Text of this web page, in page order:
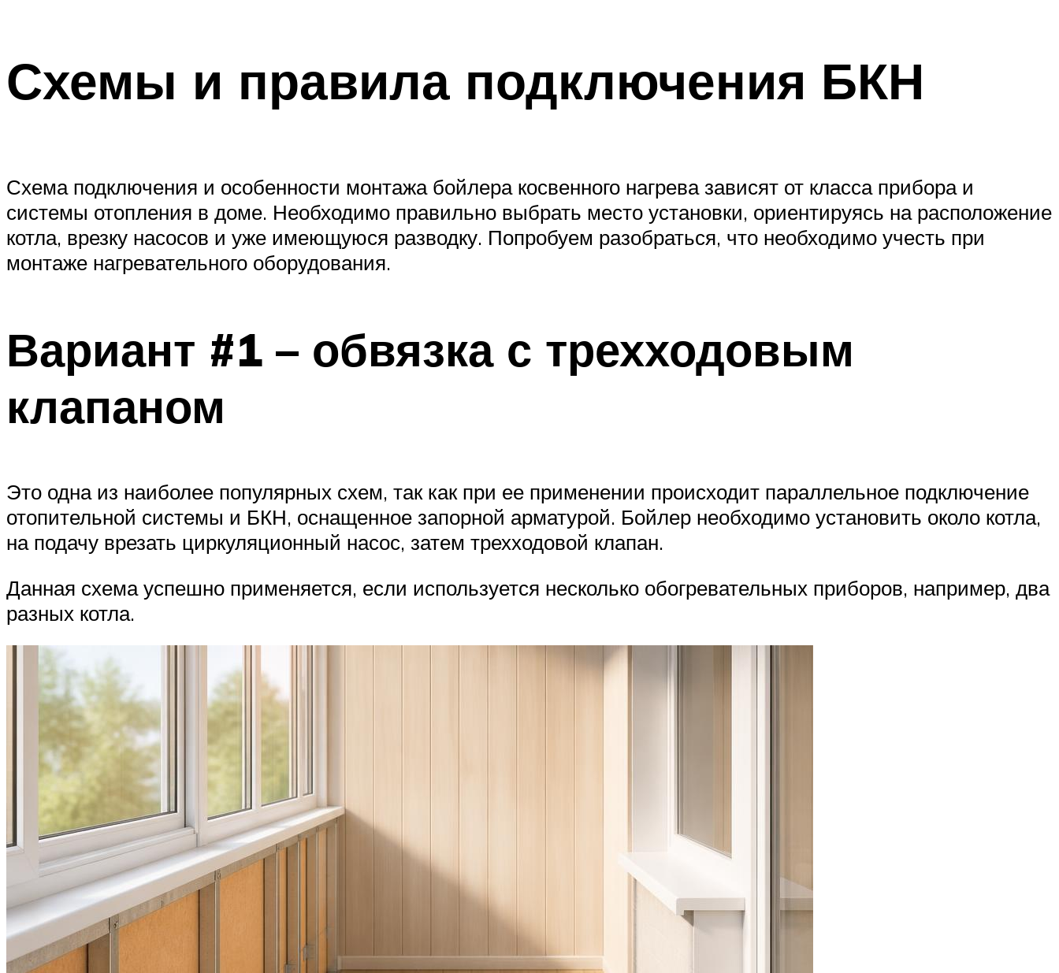
Схемы и правила подключения БКН
Схема подключения и особенности монтажа бойлера косвенного нагрева зависят от класса прибора и
системы отопления в доме. Необходимо правильно выбрать место установки, ориентируясь на расположение
котла, врезку насосов и уже имеющуюся разводку. Попробуем разобраться, что необходимо учесть при
монтаже нагревательного оборудования.
Вариант #1 – обвязка с трехходовым
клапаном
Это одна из наиболее популярных схем, так как при ее применении происходит параллельное подключение
отопительной системы и БКН, оснащенное запорной арматурой. Бойлер необходимо установить около котла,
на подачу врезать циркуляционный насос, затем трехходовой клапан.
Данная схема успешно применяется, если используется несколько обогревательных приборов, например, два
разных котла.